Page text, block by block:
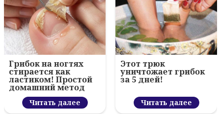
Грибок на ногтях
стирается как
ластиком! Простой
домашний метод
Читать далее
Этот трюк
уничтожает грибок
за 5 дней!
Читать далее